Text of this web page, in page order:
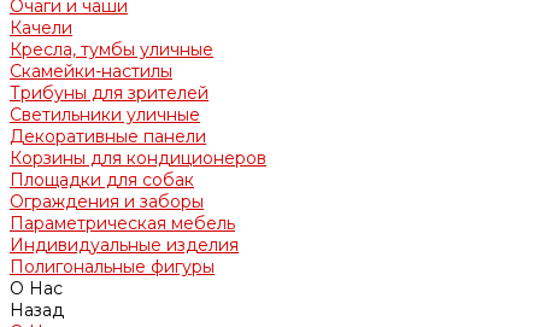
Очаги и чаши
Качели
Кресла, тумбы уличные
Скамейки-настилы
Трибуны для зрителей
Светильники уличные
Декоративные панели
Корзины для кондиционеров
Площадки для собак
Ограждения и заборы
Параметрическая мебель
Индивидуальные изделия
Полигональные фигуры
О Нас
Назад